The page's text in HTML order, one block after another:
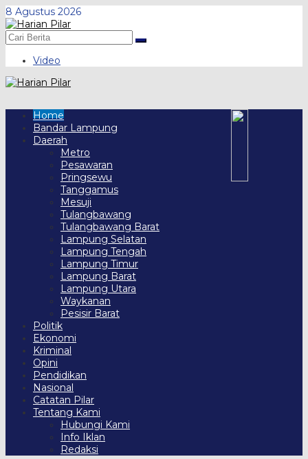
Skip
to
content
8 Agustus 2026
Video
Home
Bandar Lampung
Daerah
Metro
Pesawaran
Pringsewu
Tanggamus
Mesuji
Tulangbawang
Tulangbawang Barat
Lampung Selatan
Lampung Tengah
Lampung Timur
Lampung Barat
Lampung Utara
Waykanan
Pesisir Barat
Politik
Ekonomi
Kriminal
Opini
Pendidikan
Nasional
Catatan Pilar
Tentang Kami
Hubungi Kami
Info Iklan
Redaksi